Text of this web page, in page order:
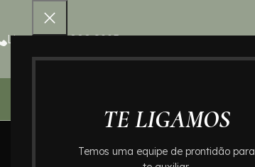
TE LIGAMOS
Temos uma equipe de prontidão para
Ligue 0800 000 8995